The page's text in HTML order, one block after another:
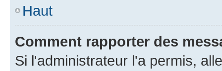
Haut
Comment rapporter des
Si l'administrateur l'a permis,